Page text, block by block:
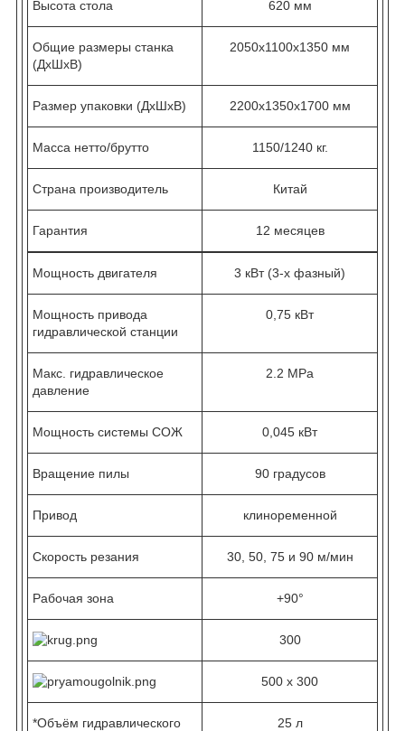
Высота стола 620 мм
Общие размеры станка
(ДхШхВ)
2050х1100х1350 мм
Размер упаковки (ДхШхВ) 2200х1350х1700 мм
Масса нетто/брутто 1150/1240 кг.
Страна производитель Китай
Гарантия 12 месяцев
Мощность двигателя 3 кВт (3-х фазный)
Мощность привода
гидравлической станции
0,75 кВт
Макс. гидравлическое
давление
2.2 МРа
Мощность системы СОЖ 0,045 кВт
Вращение пилы 90 градусов
Привод клиноременной
Скорость резания 30, 50, 75 и 90 м/мин
Рабочая зона +90°
300
500 х 300
*Объём гидравлического
25 л